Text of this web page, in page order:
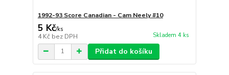
1992-93 Score Canadian - Cam Neely #10
5 Kč/ks
4 Kč bez DPH Skladem 4 ks
Přidat do košíku